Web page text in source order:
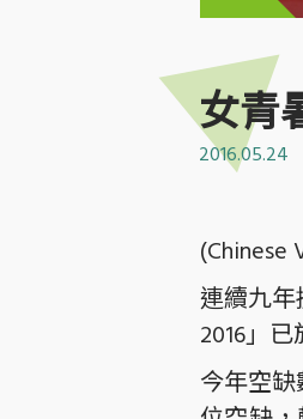
女青
2016.05.24
(Chinese
連續九
2016」
今年空